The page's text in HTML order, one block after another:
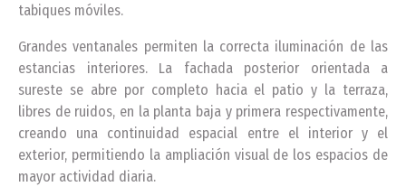
tabiques móviles.
Grandes ventanales permiten la correcta iluminación de las
estancias interiores. La fachada posterior orientada a
sureste se abre por completo hacia el patio y la terraza,
libres de ruidos, en la planta baja y primera respectivamente,
creando una continuidad espacial entre el interior y el
exterior, permitiendo la ampliación visual de los espacios de
mayor actividad diaria.